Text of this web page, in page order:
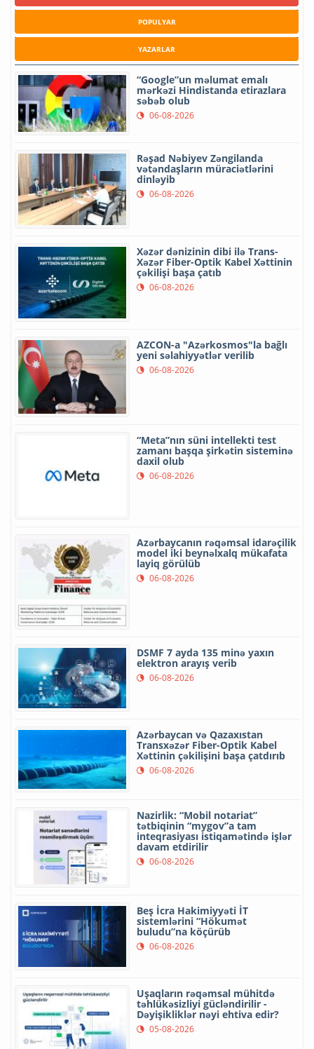
POPULYAR
YAZARLAR
“Google”un məlumat emalı
mərkəzi Hindistanda etirazlara
səbəb olub
06-08-2026
Rəşad Nəbiyev Zəngilanda
vətəndaşların müraciətlərini
dinləyib
06-08-2026
Xəzər dənizinin dibi ilə Trans-
Xəzər Fiber-Optik Kabel Xəttinin
çəkilişi başa çatıb
06-08-2026
AZCON-a "Azərkosmos"la bağlı
yeni səlahiyyətlər verilib
06-08-2026
“Meta”nın süni intellekti test
zamanı başqa şirkətin sisteminə
daxil olub
06-08-2026
Azərbaycanın rəqəmsal idarəçilik
model iki beynəlxalq mükafata
layiq görülüb
06-08-2026
DSMF 7 ayda 135 minə yaxın
elektron arayış verib
06-08-2026
Azərbaycan və Qazaxıstan
Transxəzər Fiber-Optik Kabel
Xəttinin çəkilişini başa çatdırıb
06-08-2026
Nazirlik: “Mobil notariat”
tətbiqinin “mygov”a tam
inteqrasiyası istiqamətində işlər
davam etdirilir
06-08-2026
Beş İcra Hakimiyyəti İT
sistemlərini “Hökumət
buludu”na köçürüb
06-08-2026
Uşaqların rəqəmsal mühitdə
təhlükəsizliyi gücləndirilir -
Dəyişikliklər nəyi ehtiva edir?
05-08-2026